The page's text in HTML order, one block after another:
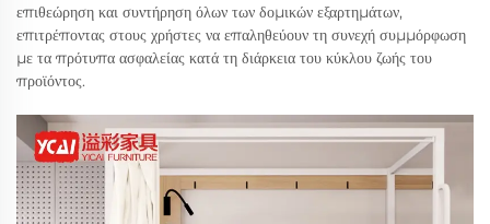
επιθεώρηση και συντήρηση όλων των δομικών εξαρτημάτων,
επιτρέποντας στους χρήστες να επαληθεύουν τη συνεχή συμμόρφωση
με τα πρότυπα ασφαλείας κατά τη διάρκεια του κύκλου ζωής του
προϊόντος.